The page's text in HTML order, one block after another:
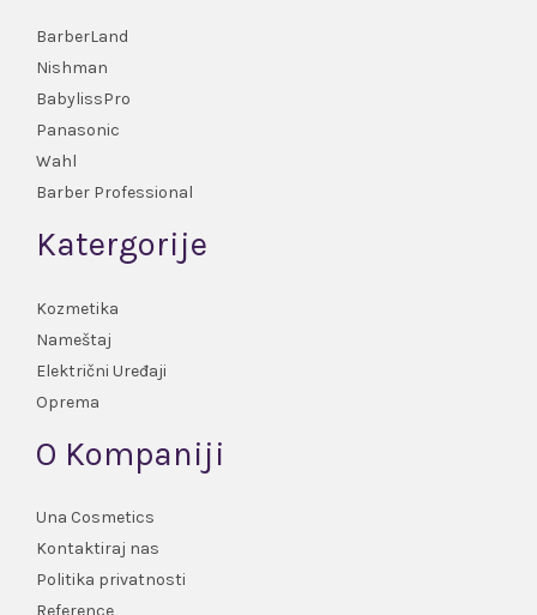
BarberLand
Nishman
BabylissPro
Panasonic
Wahl
Barber Professional
Katergorije
Kozmetika
Nameštaj
Električni Uređaji
Oprema
O Kompaniji
Una Cosmetics
Kontaktiraj nas
Politika privatnosti
Reference